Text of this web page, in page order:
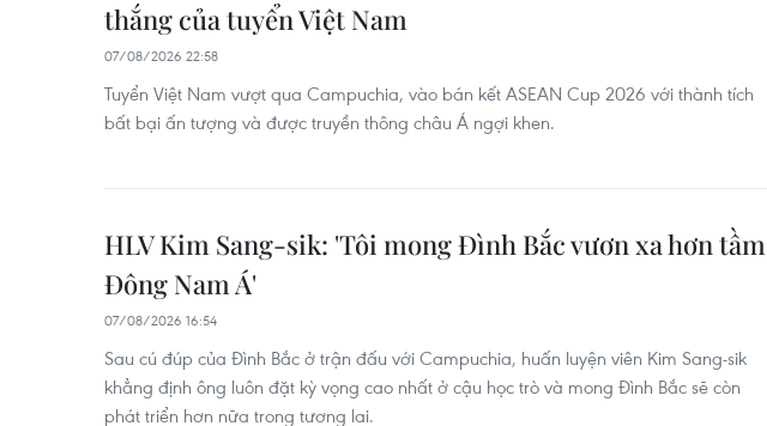
thắng của tuyển Việt Nam
07/08/2026 22:58
Tuyển Việt Nam vượt qua Campuchia, vào bán kết ASEAN Cup 2026 với thành tích
bất bại ấn tượng và được truyền thông châu Á ngợi khen.
HLV Kim Sang-sik: 'Tôi mong Đình Bắc vươn xa hơn tầm
Đông Nam Á'
07/08/2026 16:54
Sau cú đúp của Đình Bắc ở trận đấu với Campuchia, huấn luyện viên Kim Sang-sik
khẳng định ông luôn đặt kỳ vọng cao nhất ở cậu học trò và mong Đình Bắc sẽ còn
phát triển hơn nữa trong tương lai.